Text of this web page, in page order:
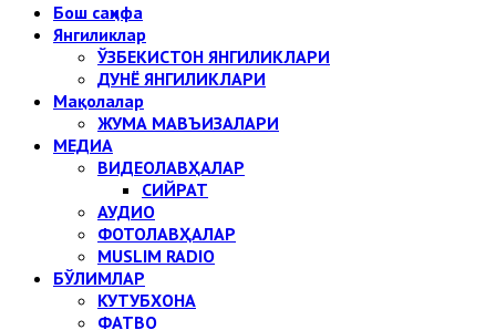
Бош саҳифа
Янгиликлар
ЎЗБЕКИСТОН ЯНГИЛИКЛАРИ
ДУНЁ ЯНГИЛИКЛАРИ
Мақолалар
ЖУМА МАВЪИЗАЛАРИ
МЕДИА
ВИДЕОЛАВҲАЛАР
СИЙРАТ
АУДИО
ФОТОЛАВҲАЛАР
MUSLIM RADIO
БЎЛИМЛАР
КУТУБХОНА
ФАТВО